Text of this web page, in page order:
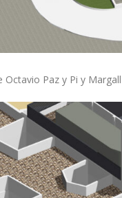
Octavio Paz y Pi y Margall